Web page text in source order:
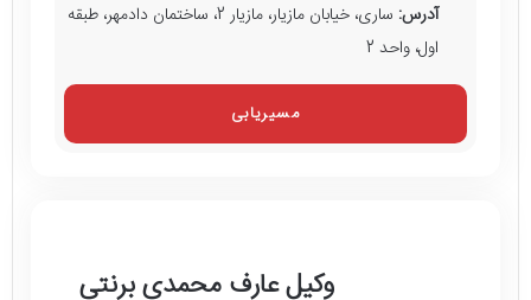
آدرس:
ساری، خیابان مازیار، مازیار 2، ساختمان دادمهر، طبقه
اول، واحد 2
مسیریابی
وکیل عارف محمدی برنتی